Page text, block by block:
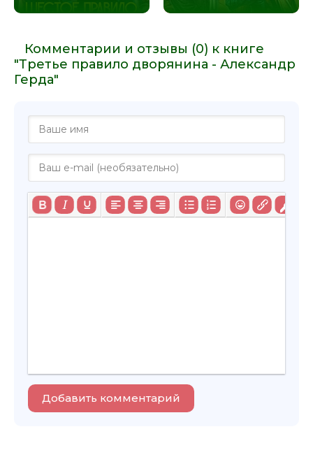
Комментарии и отзывы (0) к книге
"Третье правило дворянина - Александр
Герда"
Добавить комментарий